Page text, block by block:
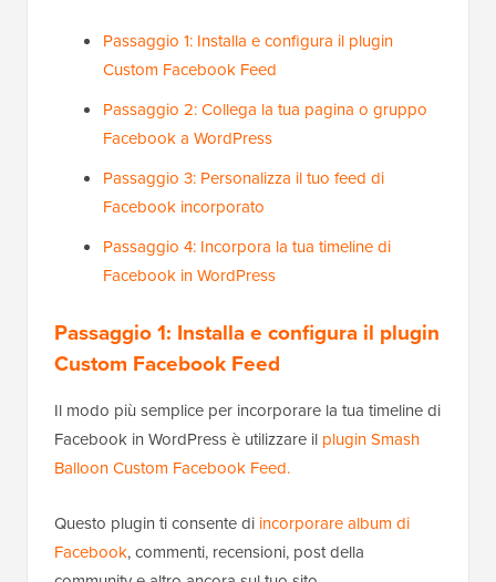
Passaggio 1: Installa e configura il plugin
Custom Facebook Feed
Passaggio 2: Collega la tua pagina o gruppo
Facebook a WordPress
Passaggio 3: Personalizza il tuo feed di
Facebook incorporato
Passaggio 4: Incorpora la tua timeline di
Facebook in WordPress
Passaggio 1: Installa e configura il plugin
Custom Facebook Feed
Il modo più semplice per incorporare la tua timeline di
Facebook in WordPress è utilizzare il plugin Smash
Balloon Custom Facebook Feed.
Questo plugin ti consente di incorporare album di
Facebook, commenti, recensioni, post della